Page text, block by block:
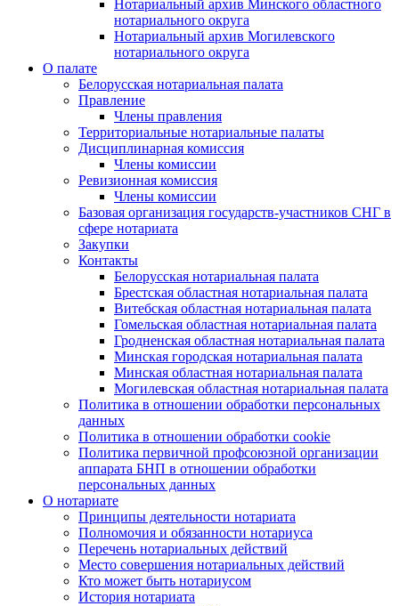
Нотариальный архив Минского областного
нотариального округа
Нотариальный архив Могилевского
нотариального округа
О палате
Белорусская нотариальная палата
Правление
Члены правления
Территориальные нотариальные палаты
Дисциплинарная комиссия
Члены комиссии
Ревизионная комиссия
Члены комиссии
Базовая организация государств-участников СНГ в
сфере нотариата
Закупки
Контакты
Белорусская нотариальная палата
Брестская областная нотариальная палата
Витебская областная нотариальная палата
Гомельская областная нотариальная палата
Гродненская областная нотариальная палата
Минская городская нотариальная палата
Минская областная нотариальная палата
Могилевская областная нотариальная палата
Политика в отношении обработки персональных
данных
Политика в отношении обработки cookie
Политика первичной профсоюзной организации
аппарата БНП в отношении обработки
персональных данных
О нотариате
Принципы деятельности нотариата
Полномочия и обязанности нотариуса
Перечень нотариальных действий
Место совершения нотариальных действий
Кто может быть нотариусом
История нотариата